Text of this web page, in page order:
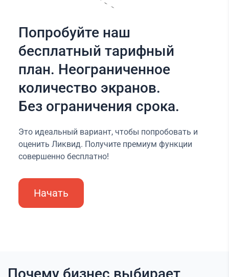
Попробуйте наш
бесплатный тарифный
план. Неограниченное
количество экранов.
Без ограничения срока.
Это идеальный вариант, чтобы попробовать и
оценить Ликвид. Получите премиум функции
совершенно бесплатно!
Начать